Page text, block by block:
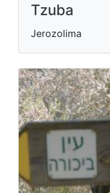
Tzuba
Jerozolima